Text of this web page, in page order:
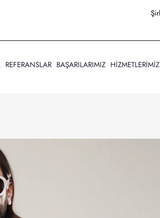
REFERANSLAR BAŞARILARIMIZ HİZMETLERİMİZ